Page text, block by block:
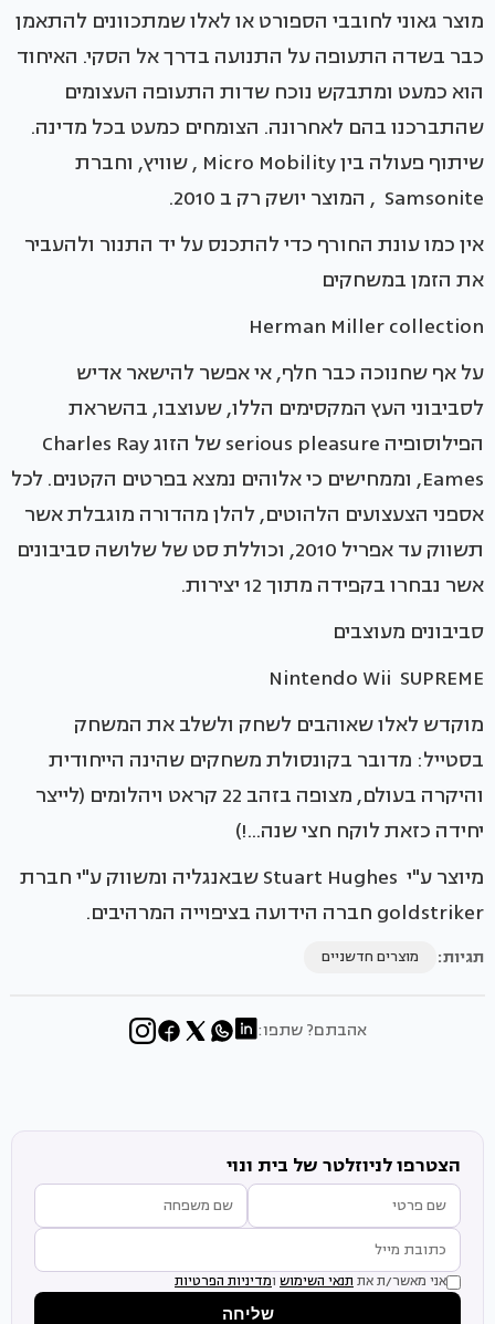
מוצר גאוני לחובבי הספורט או לאלו שמתכוונים להתאמן
כבר בשדה התעופה על התנועה בדרך אל הסקי. האיחוד
הוא כמעט ומתבקש נוכח שדות התעופה העצומים
שהתברכנו בהם לאחרונה. הצומחים כמעט בכל מדינה.
שיתוף פעולה בין Micro Mobility , שוויץ, וחברת
Samsonite , המוצר יושק רק ב 2010.
אין כמו עונת החורף כדי להתכנס על יד התנור ולהעביר
את הזמן במשחקים
Herman Miller collection
על אף שחנוכה כבר חלף, אי אפשר להישאר אדיש
לסביבוני העץ המקסימים הללו, שעוצבו, בהשראת
הפילוסופיה serious pleasure של הזוג Charles Ray
Eames, וממחישים כי אלוהים נמצא בפרטים הקטנים. לכל
אספני הצעצועים הלהוטים, להלן מהדורה מוגבלת אשר
תשווק עד אפריל 2010, וכוללת סט של שלושה סביבונים
אשר נבחרו בקפידה מתוך 12 יצירות.
סביבונים מעוצבים
Nintendo Wii SUPREME
מוקדש לאלו שאוהבים לשחק ולשלב את המשחק
בסטייל: מדובר בקונסולת משחקים שהינה הייחודית
והיקרה בעולם, מצופה בזהב 22 קראט ויהלומים (לייצר
יחידה כזאת לוקח חצי שנה...!)
מיוצר ע"י Stuart Hughes שבאנגליה ומשווק ע"י חברת
goldstriker חברה הידועה בציפוייה המרהיבים.
תגיות: מוצרים חדשניים
אהבתם? שתפו:
הצטרפו לניוזלטר של בית ונוי
אני מאשר/ת את תנאי השימוש ומדיניות הפרטיות
שליחה